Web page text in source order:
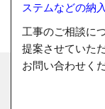
ステムなどの納
工事のご相談に
提案させていた
お問い合わせく